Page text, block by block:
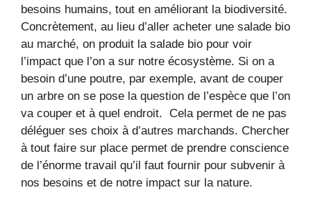
besoins humains, tout en améliorant la biodiversité.
Concrètement, au lieu d’aller acheter une salade bio
au marché, on produit la salade bio pour voir
l’impact que l’on a sur notre écosystème. Si on a
besoin d’une poutre, par exemple, avant de couper
un arbre on se pose la question de l’espèce que l’on
va couper et à quel endroit. Cela permet de ne pas
déléguer ses choix à d’autres marchands. Chercher
à tout faire sur place permet de prendre conscience
de l’énorme travail qu’il faut fournir pour subvenir à
nos besoins et de notre impact sur la nature.